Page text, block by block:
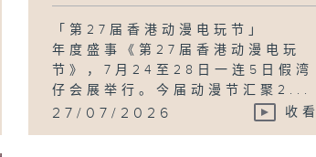
「第27届香港动漫电玩节」
年度盛事《第27届香港动漫电玩
节》，7月24至28日一连5日假湾
仔会展举行。今届动漫节汇聚2...
27/07/2026 收看